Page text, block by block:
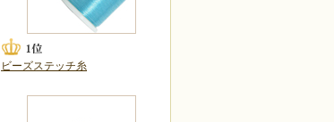
ビーズステッチ糸